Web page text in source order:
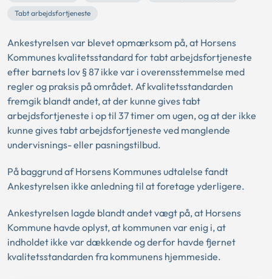
Tabt arbejdsfortjeneste
Ankestyrelsen var blevet opmærksom på, at Horsens
Kommunes kvalitetsstandard for tabt arbejdsfortjeneste
efter barnets lov § 87 ikke var i overensstemmelse med
regler og praksis på området. Af kvalitetsstandarden
fremgik blandt andet, at der kunne gives tabt
arbejdsfortjeneste i op til 37 timer om ugen, og at der ikke
kunne gives tabt arbejdsfortjeneste ved manglende
undervisnings- eller pasningstilbud.
På baggrund af Horsens Kommunes udtalelse fandt
Ankestyrelsen ikke anledning til at foretage yderligere.
Ankestyrelsen lagde blandt andet vægt på, at Horsens
Kommune havde oplyst, at kommunen var enig i, at
indholdet ikke var dækkende og derfor havde fjernet
kvalitetsstandarden fra kommunens hjemmeside.